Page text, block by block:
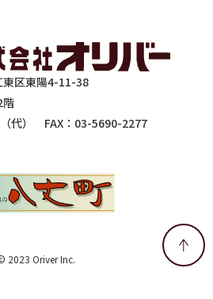
東区東陽4-11-38
代）
FAX：03-5690-2277
2023 Oriver Inc.